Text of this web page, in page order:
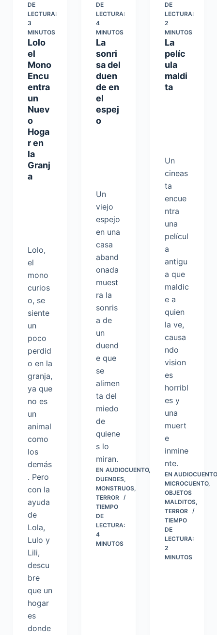
DE
LECTURA:
3
MINUTOS
Lolo
el
Mono
Encu
entra
un
Nuev
o
Hoga
r en
la
Granj
a
Lolo,
el
mono
curios
o, se
siente
un
poco
perdid
o en la
granja,
ya que
no es
un
animal
como
los
demás
. Pero
con la
ayuda
de
Lola,
Lulo y
Lili,
descu
bre
que un
hogar
es
donde
DE
LECTURA:
4
MINUTOS
La
sonri
sa del
duen
de en
el
espej
o
Un
viejo
espejo
en una
casa
aband
onada
muest
ra la
sonris
a de
un
duend
e que
se
alimen
ta del
miedo
de
quiene
s lo
miran.
EN AUDIOCUENTO,
DUENDES,
MONSTRUOS,
TERROR
TIEMPO
DE
LECTURA:
4
MINUTOS
DE
LECTURA:
2
MINUTOS
La
pelíc
ula
maldi
ta
Un
cineas
ta
encue
ntra
una
películ
a
antigu
a que
maldic
e a
quien
la ve,
causa
ndo
vision
es
horribl
es y
una
muert
e
inmine
nte.
EN AUDIOCUENTO
MICROCUENTO,
OBJETOS
MALDITOS,
TERROR
TIEMPO
DE
LECTURA:
2
MINUTOS